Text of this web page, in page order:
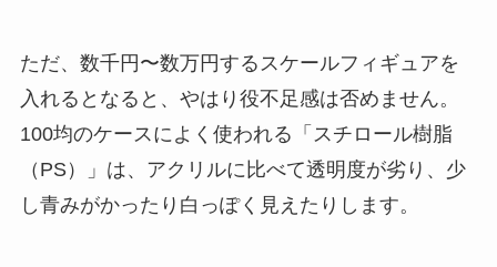
ただ、数千円〜数万円するスケールフィギュアを
入れるとなると、やはり役不足感は否めません。
100均のケースによく使われる「スチロール樹脂
（PS）」は、アクリルに比べて透明度が劣り、少
し青みがかったり白っぽく見えたりします。